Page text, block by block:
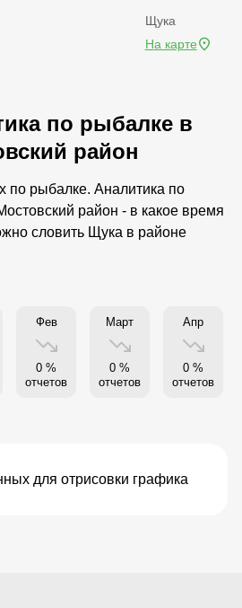
Щука
На карте
по рыбалке в
район
по рыбалке. Аналитика по
район - в какое время
словить Щука в районе
Фев
0 %
отчетов
Март
0 %
отчетов
Апр
0 %
отчетов
для отрисовки графика